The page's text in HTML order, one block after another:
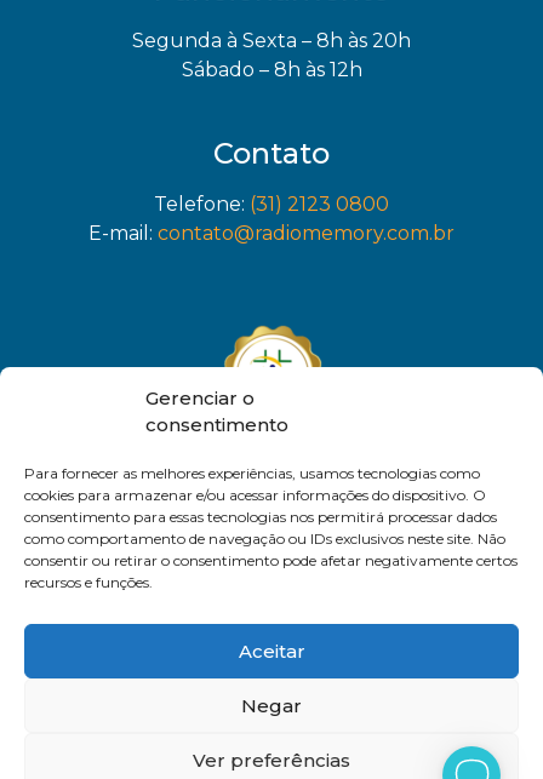
Gerenciar o
consentimento
Para fornecer as melhores experiências, usamos tecnologias como
cookies para armazenar e/ou acessar informações do dispositivo. O
consentimento para essas tecnologias nos permitirá processar dados
como comportamento de navegação ou IDs exclusivos neste site. Não
consentir ou retirar o consentimento pode afetar negativamente certos
recursos e funções.
Aceitar
Negar
Ver preferências
Segunda à Sexta – 8h às 20h
Sábado – 8h às 12h
Contato
Telefone: (31) 2123 0800
E-mail: contato@radiomemory.com.br